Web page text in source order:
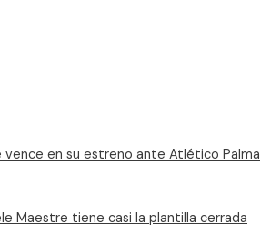
vence en su estreno ante Atlético Palma
Maestre tiene casi la plantilla cerrada